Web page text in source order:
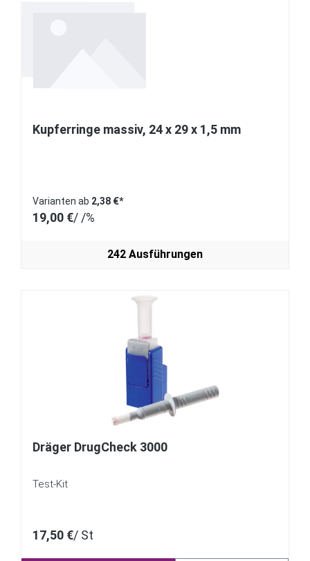
Kupferringe massiv, 24 x 29 x 1,5 mm
Varianten ab 2,38 €*
19,00 €/ /%
242 Ausführungen
Dräger DrugCheck 3000
Test-Kit
17,50 €/ St